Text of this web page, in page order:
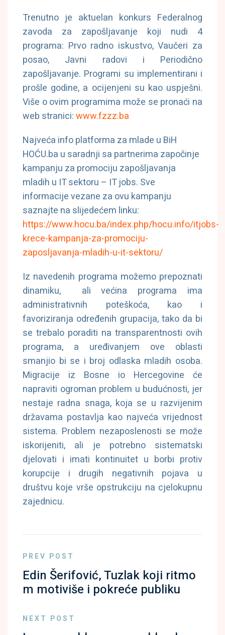
Trenutno je aktuelan konkurs Federalnog
zavoda za zapošljavanje koji nudi 4
programa: Prvo radno iskustvo, Vaučeri za
posao, Javni radovi i Periodično
zapošljavanje. Programi su implementirani i
prošle godine, a ocijenjeni su kao uspješni.
Više o ovim programima može se pronaći na
web stranici:www.fzzz.ba
Najveća info platforma za mlade u BiH
HOĆU.ba u saradnji sa partnerima započinje
kampanju za promociju zapošljavanja
mladih u IT sektoru – IT jobs. Sve
informacije vezane za ovu kampanju
saznajte na slijedećem linku:
https://www.hocu.ba/index.php/hocu.info/itjobs-
krece-kampanja-za-promociju-
zaposljavanja-mladih-u-it-sektoru/
Iz navedenih programa možemo prepoznati
dinamiku, ali većina programa ima
administrativnih poteškoća, kao i
favoriziranja određenih grupacija, tako da bi
se trebalo poraditi na transparentnosti ovih
programa, a uređivanjem ove oblasti
smanjio bi se i broj odlaska mladih osoba.
Migracije iz Bosne io Hercegovine će
napraviti ogroman problem u budućnosti, jer
nestaje radna snaga, koja se u razvijenim
državama postavlja kao najveća vrijednost
sistema. Problem nezaposlenosti se može
iskorijeniti, ali je potrebno sistematski
djelovati i imati kontinuitet u borbi protiv
korupcije i drugih negativnih pojava u
društvu koje vrše opstrukciju na cjelokupnu
zajednicu.
PREV POST
Edin Šerifović, Tuzlak koji ritmo
m motiviše i pokreće publiku
NEXT POST